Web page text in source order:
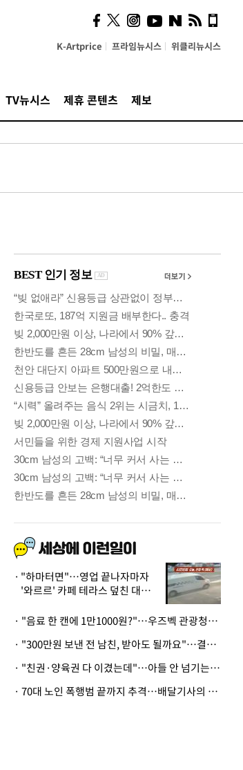
K-Artprice 프라임뉴시스 위클리뉴시스
TV뉴시스 제휴 콘텐츠 제보
카페사장들 "배달플랫폼 상
생안이 더 절실"
"하마터면"…영업 끝나자마자
'와르르' 카페 테라스 덮친 대리
· "음료 한 캔에 1만1000원?"…우즈벡 관광청까지 나섰다, 유튜버 폭로 후폭풍
· "300만원 보낸 전 남친, 받아도 될까요"…결혼 앞둔 예비신부의 뜻밖 고충
· "친권·양육권 다 이겼는데"…아들 안 넘기는 아내에 '강제집행' 가능할까
· 70대 노인 폭행범 끝까지 추격…배달기사의 용기, 추가 피해 막았다